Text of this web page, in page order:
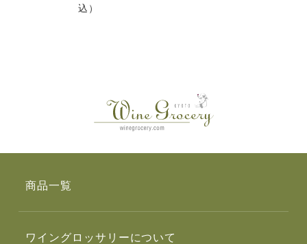
込）
商品一覧
ワイングロッサリーについて